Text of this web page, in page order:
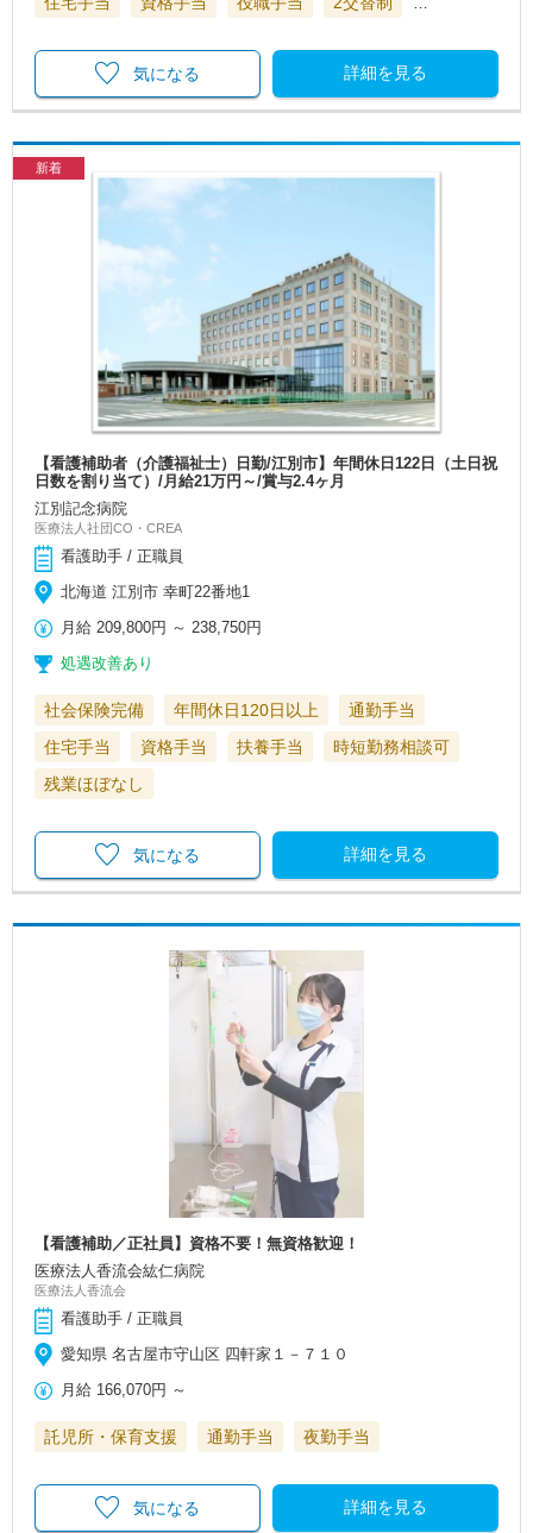
詳細を見る
気になる
新着
【看護補助者（介護福祉士）日勤/江別市】年間休日122日（土日祝
日数を割り当て）/月給21万円～/賞与2.4ヶ月
江別記念病院
医療法人社団CO・CREA
看護助手 / 正職員
北海道 江別市 幸町22番地1
月給 209,800円 ～ 238,750円
処遇改善あり
社会保険完備 年間休日120日以上
通勤手当
住宅手当
資格手当 扶養手当
時短勤務相談可
残業ほぼなし
詳細を見る
気になる
【看護補助／正社員】資格不要！無資格歓迎！
医療法人香流会紘仁病院
医療法人香流会
看護助手 / 正職員
愛知県 名古屋市守山区 四軒家１－７１０
月給 166,070円 ～
託児所・保育支援 通勤手当 夜勤手当
詳細を見る
気になる